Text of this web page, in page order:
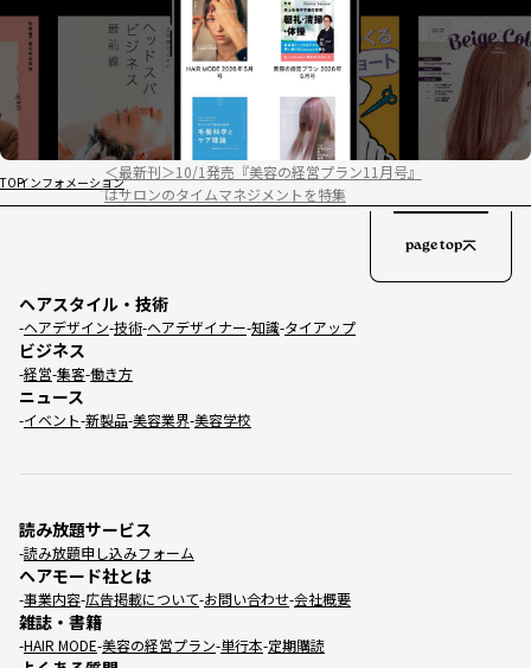
TOPインフォメーション
＜最新刊＞10/1発売『美容の経営プラン11月号』
はサロンのタイムマネジメントを特集
ヘアスタイル・技術
ヘアデザイン 技術 ヘアデザイナー 知識 タイアップ
ビジネス
経営 集客 働き方
ニュース
イベント 新製品 美容業界 美容学校
読み放題サービス
読み放題申し込みフォーム
ヘアモード社とは
事業内容 広告掲載について お問い合わせ 会社概要
雑誌・書籍
HAIR MODE 美容の経営プラン 単行本 定期購読
page top